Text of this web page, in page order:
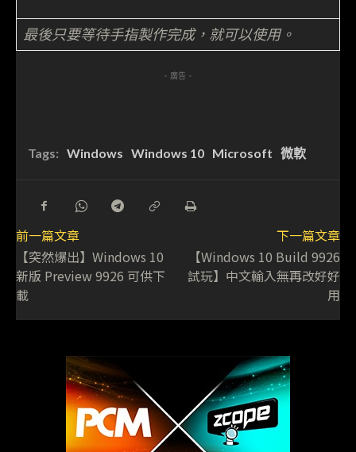
最後只要等待手指製作完成，就可以使用。
- 廣告 -
Tags: Windows Windows 10 Microsoft 微軟
前一篇文章
【突然爆出】Windows 10
新版 Preview 9926 可供下
載
下一篇文章
【Windows 10 Build 9926
試玩】中文輸入無再改好好
用